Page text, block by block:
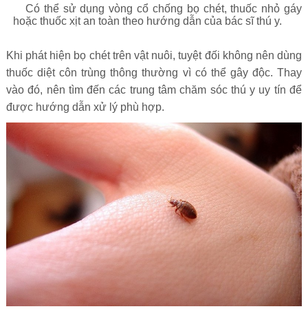
Có thể sử dụng vòng cổ chống bọ chét, thuốc nhỏ gáy
hoặc thuốc xịt an toàn theo hướng dẫn của bác sĩ thú y.
Khi phát hiện bọ chét trên vật nuôi, tuyệt đối không nên dùng
thuốc diệt côn trùng thông thường vì có thể gây độc. Thay
vào đó, nên tìm đến các trung tâm chăm sóc thú y uy tín để
được hướng dẫn xử lý phù hợp.